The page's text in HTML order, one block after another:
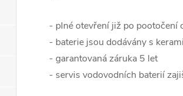
- plné otevření již po pootočení
- baterie jsou dodávány s
- garantovaná záruka 5 let
- servis vodovodních baterií